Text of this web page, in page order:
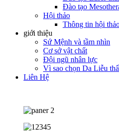
Đào tạo
Hội thảo
Thông tin hội
giới thiệu
Sứ Mệnh và tầm nhìn
Cơ sở vật chất
Đội ngũ nhân lực
Vì sao chọn Da Liễu
Liên Hệ